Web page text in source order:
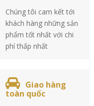
Chúng tôi cam kết tới
khách hàng những sản
phẩm tốt nhất với chi
phí thấp nhất
Giao hàng
toàn quốc